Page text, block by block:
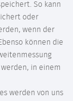
So kann
oder
wenn der
können die
in einem
werden von uns